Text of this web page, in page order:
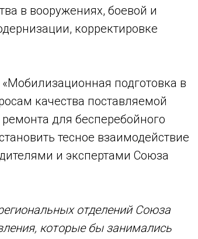
в вооружениях, боевой и
корректировке
подготовка в
качества поставляемой
для бесперебойного
тесное взаимодействие
и экспертами Союза
отделений Союза
которые бы занимались